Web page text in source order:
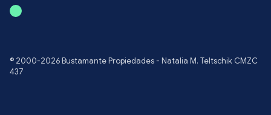
© 2000-2026 Bustamante Propiedades - Natalia M. Teltschik CMZC
437